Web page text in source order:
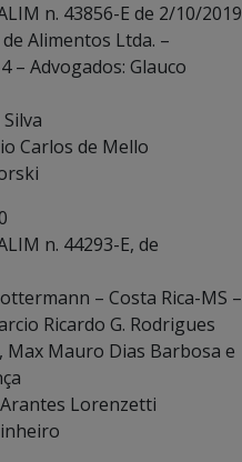
n. 43856-E de 2/10/2019
Alimentos Ltda. –
– Advogados: Glauco
Carlos de Mello
n. 44293-E, de
– Costa Rica-MS –
Ricardo G. Rodrigues
Max Mauro Dias Barbosa e
Lorenzetti